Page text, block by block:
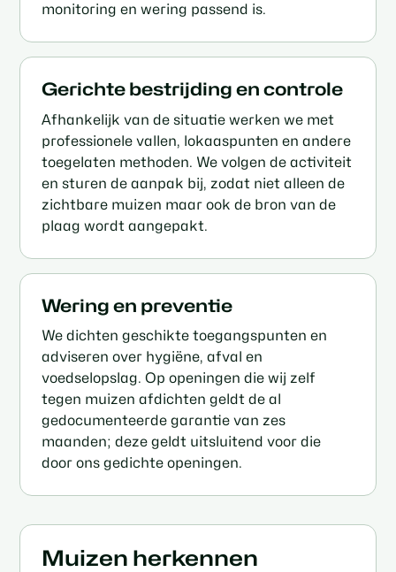
monitoring en wering passend is.
Gerichte bestrijding en controle
Afhankelijk van de situatie werken we met
professionele vallen, lokaaspunten en andere
toegelaten methoden. We volgen de activiteit
en sturen de aanpak bij, zodat niet alleen de
zichtbare muizen maar ook de bron van de
plaag wordt aangepakt.
Wering en preventie
We dichten geschikte toegangspunten en
adviseren over hygiëne, afval en
voedselopslag. Op openingen die wij zelf
tegen muizen afdichten geldt de al
gedocumenteerde garantie van zes
maanden; deze geldt uitsluitend voor die
door ons gedichte openingen.
Muizen herkennen